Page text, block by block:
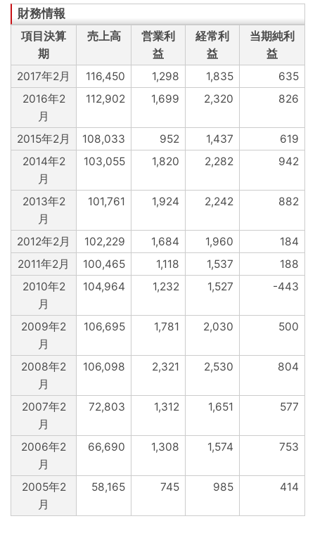
項目決算
期
売上高
営業利
益
経常利
益
当期純利
益
2017年2月
116,450 1,298 1,835
635
2016年2
月
112,902 1,699 2,320 826
2015年2月 108,033 952 1,437
619
2014年2
月
103,055 1,820 2,282 942
2013年2
月
101,761 1,924 2,242 882
2012年2月 102,229 1,684 1,960
184
2011年2月
100,465 1,118 1,537
188
2010年2
月
104,964 1,232 1,527 -443
2009年2
月
106,695 1,781 2,030 500
2008年2
月
106,098 2,321 2,530 804
2007年2
月
72,803 1,312 1,651 577
2006年2
月
66,690 1,308 1,574 753
2005年2
月
58,165 745 985 414